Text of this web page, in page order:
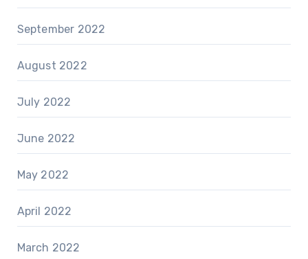
September 2022
August 2022
July 2022
June 2022
May 2022
April 2022
March 2022